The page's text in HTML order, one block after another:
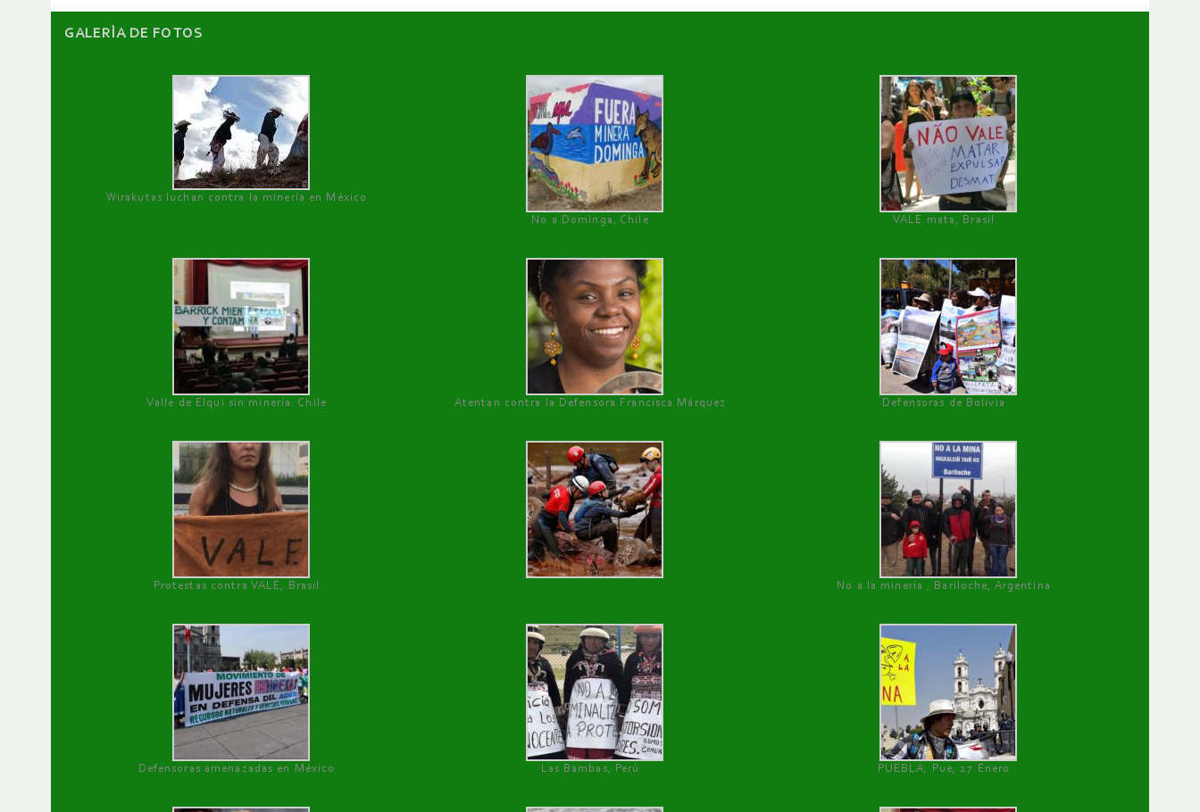
GALERÌA DE FOTOS
Wirakutas luchan contra la minería en México
No a Dominga, Chile
VALE mata, Brasil
Valle de Elqui sin minería. Chile Atentan contra la Defensora Francisca Márquez Defensoras de Bolivia
Protestas contra VALE, Brasil No a la minería , Bariloche, Argentina
Defensoras amenazadas en México Las Bambas, Perú PUEBLA, Pue, 27 Enero